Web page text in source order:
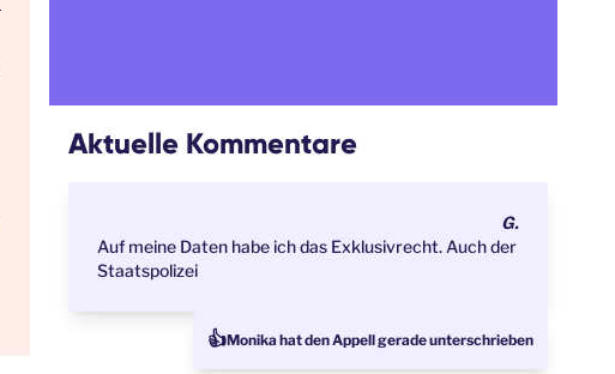
Aktuelle Kommentare
G.
Auf meine Daten habe ich das Exklusivrecht. Auch der
Staatspolizei
👍Monika hat den Appell gerade unterschrieben